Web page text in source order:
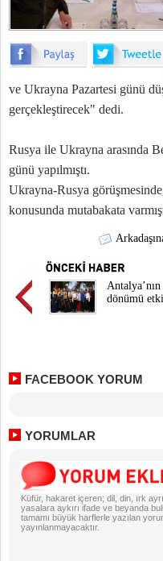
ve Ukrayna Pazartesi günü
gerçekleştirecek" dedi.
Rusya ile Ukrayna arasında
günü yapılmıştı.
Ukrayna-Rusya
konusunda mutabakata
dönümü
FACEBOOK YORUM
YORUMLAR
Küfür, hakaret içeren; dil, din, ırk
yasalara aykırı ifade ve beyanda
tamamı büyük harflerle yazılan
yayınlanmayacaktır.